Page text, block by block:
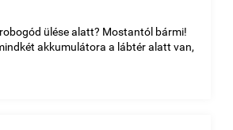
ülése alatt? Mostantól bármi!
akkumulátora a lábtér alatt van,